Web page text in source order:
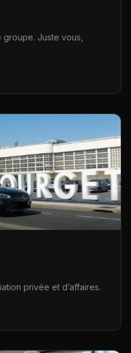
Juste vous,
privée et d’affaires.